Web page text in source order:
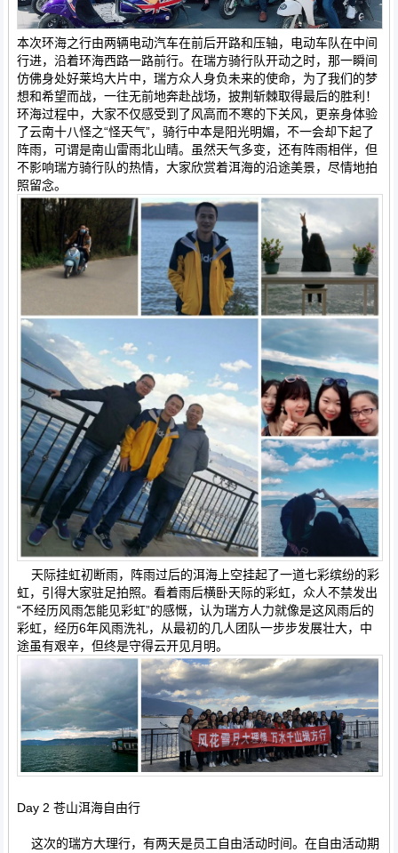
本次环海之行由两辆电动汽车在前后开路和压轴，电动车队在中间
行进，沿着环海西路一路前行。在瑞方骑行队开动之时，那一瞬间
仿佛身处好莱坞大片中，瑞方众人身负未来的使命，为了我们的梦
想和希望而战，一往无前地奔赴战场，披荆斩棘取得最后的胜利！
环海过程中，大家不仅感受到了风高而不寒的下关风，更亲身体验
了云南十八怪之“怪天气”，骑行中本是阳光明媚，不一会却下起了
阵雨，可谓是南山雷雨北山晴。虽然天气多变，还有阵雨相伴，但
不影响瑞方骑行队的热情，大家欣赏着洱海的沿途美景，尽情地拍
照留念。
天际挂虹初断雨，阵雨过后的洱海上空挂起了一道七彩缤纷的彩
虹，引得大家驻足拍照。看着雨后横卧天际的彩虹，众人不禁发出
“不经历风雨怎能见彩虹”的感慨，认为瑞方人力就像是这风雨后的
彩虹，经历6年风雨洗礼，从最初的几人团队一步步发展壮大，中
途虽有艰辛，但终是守得云开见月明。
Day 2 苍山洱海自由行
这次的瑞方大理行，有两天是员工自由活动时间。在自由活动期